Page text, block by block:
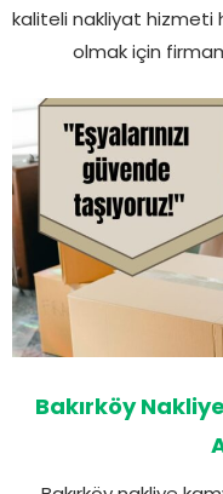
kaliteli nakliyat hizmeti
olmak için
Bakırköy